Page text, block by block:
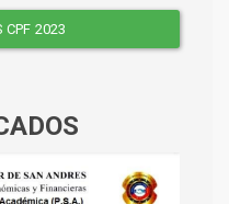
CPF 2023